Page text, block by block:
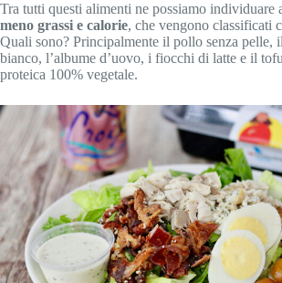
Tra tutti questi alimenti ne possiamo individuare
meno grassi e calorie, che vengono classificati
Quali sono? Principalmente il pollo senza pelle,
bianco, l’albume d’uovo, i fiocchi di latte e il
proteica 100% vegetale.